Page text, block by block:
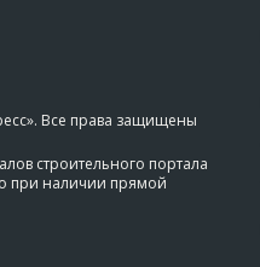
Все права защищены
строительного портала
при наличии прямой